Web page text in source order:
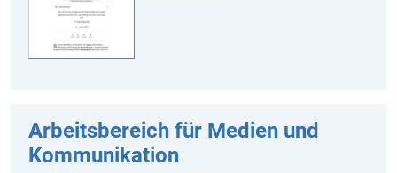
Arbeitsbereich für Medien und
Kommunikation